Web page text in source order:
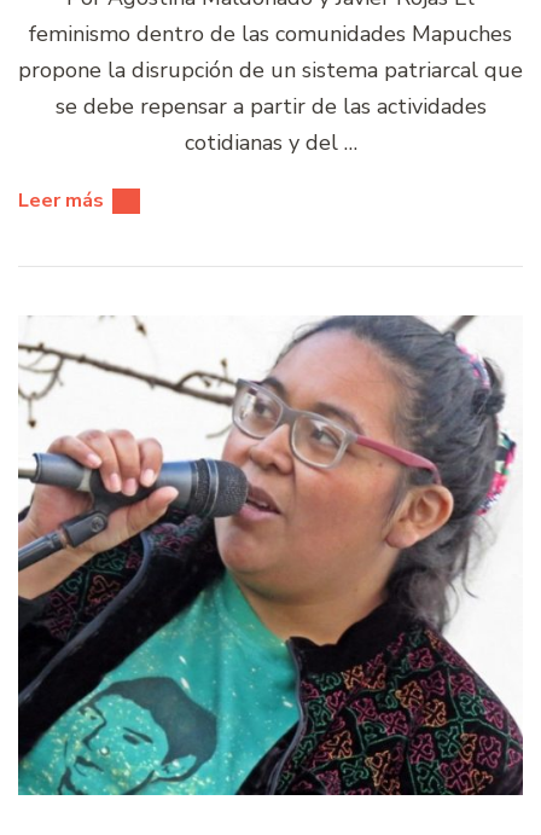
feminismo dentro de las comunidades Mapuches
propone la disrupción de un sistema patriarcal que
se debe repensar a partir de las actividades
cotidianas y del …
Leer más